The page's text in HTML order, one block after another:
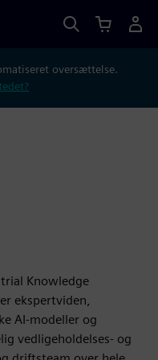
oversættelse.
Knowledge
ekspertviden,
AI-modeller og
vedligeholdelses- og